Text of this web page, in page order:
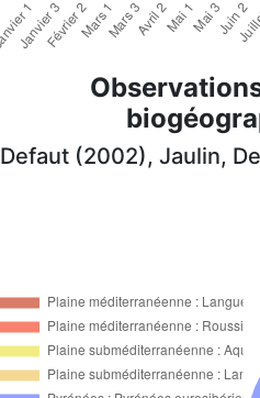
Defaut (2002), Jaulin,